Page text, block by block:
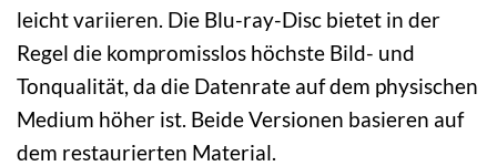
leicht variieren. Die Blu-ray-Disc bietet in der
Regel die kompromisslos höchste Bild- und
Tonqualität, da die Datenrate auf dem physischen
Medium höher ist. Beide Versionen basieren auf
dem restaurierten Material.